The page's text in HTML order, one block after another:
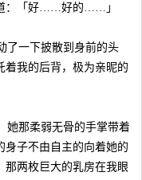
：「好……好的……」
了一下披散到身前的头
着我的后背，极为亲昵的
那柔弱无骨的手掌带着
身子不由自主的向着她的
那两枚巨大的乳房在我眼